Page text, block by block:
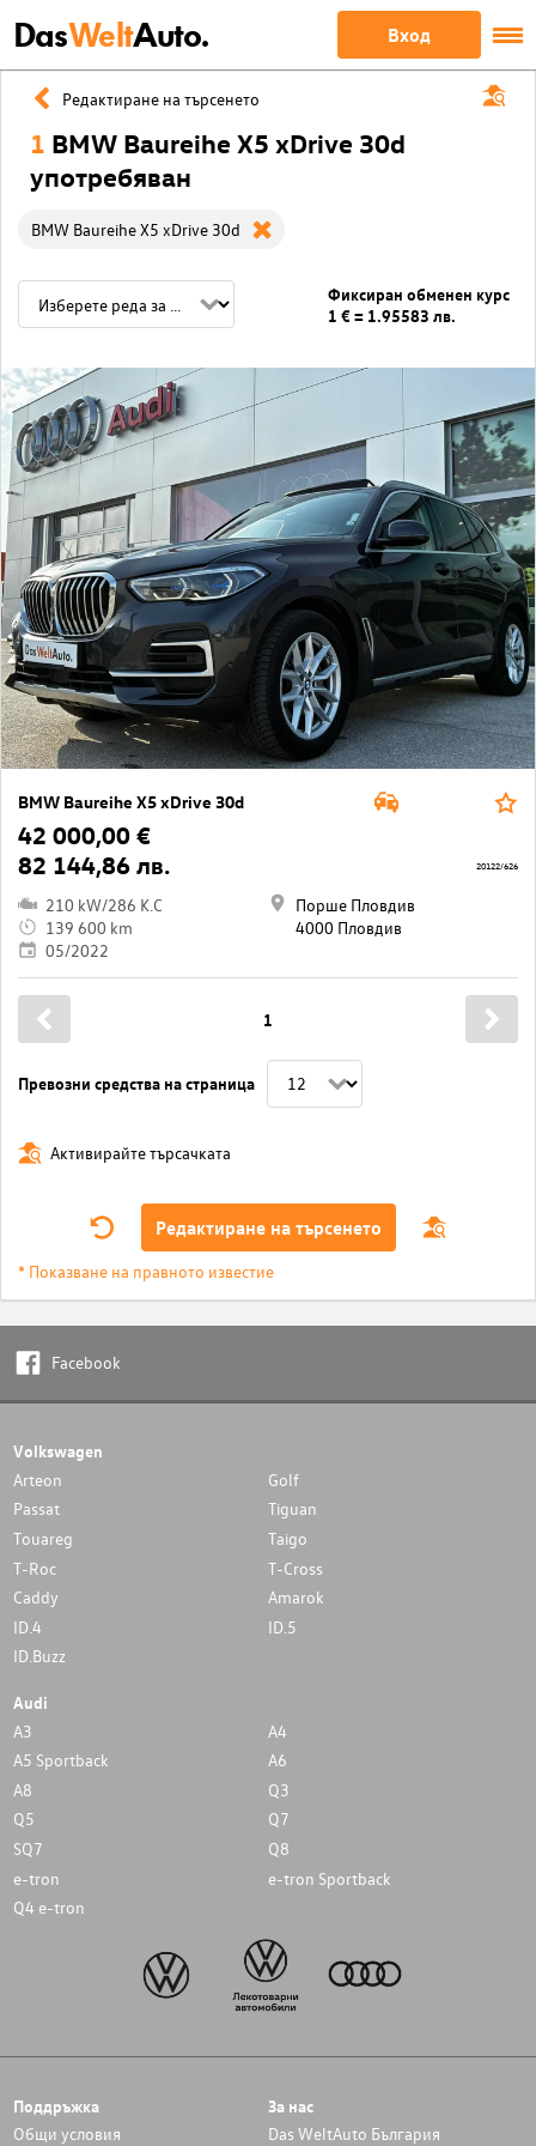
DasWeltAuto. Вход
Редактиране на търсенето
1 BMW Baureihe X5 xDrive 30d
употребяван
BMW Baureihe X5 xDrive 30d
Фиксиран обменен курс
1 € = 1.95583 лв.
BMW Baureihe X5 xDrive 30d
42 000,00 €
82 144,86 лв.
210 kW/286 K.C
139 600 km
05/2022
Порше Пловдив
4000 Пловдив
20122/626
Превозни средства на страница
1
Активирайте търсачката
Редактиране на търсенето
* Показване на правното известие
Facebook
Volkswagen
Arteon
Golf
Passat
Tiguan
Touareg
Taigo
T-Roc
T-Cross
Caddy
Amarok
ID.4
ID.5
ID.Buzz
Audi
A3
A4
A5 Sportback
A6
A8
Q3
Q5
Q7
SQ7
Q8
e-tron
e-tron Sportback
Q4 e-tron
Поддръжка
Общи условия
За нас
Das WeltAuto България